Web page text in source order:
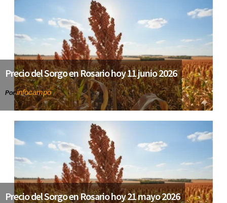
Precio del Sorgo en Rosario hoy 11 junio 2026
Porinfocampo
Precio del Sorgo en Rosario hoy 21 mayo 2026